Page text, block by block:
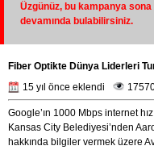
Üzgünüz, bu kampanya
devamında bulabilirsiniz.
Fiber Optikte Dünya Liderleri
15 yıl önce eklendi
Google’ın 1000 Mbps internet
Kansas City Belediyesi’nden
hakkında bilgiler vermek üzere